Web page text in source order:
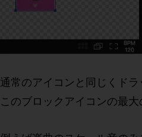
通常のアイコンと同じくド
このブロックアイコンの最大